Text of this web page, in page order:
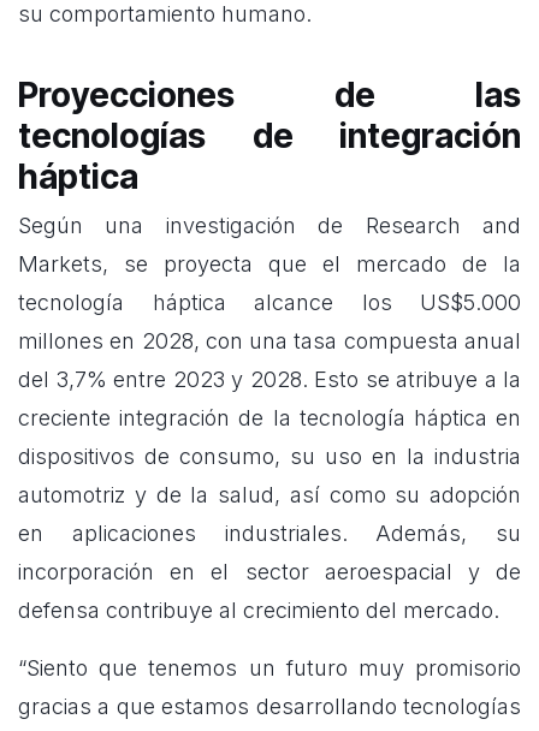
su comportamiento humano.
Proyecciones de las
tecnologías de integración
háptica
Según una investigación de Research and
Markets, se proyecta que el mercado de la
tecnología háptica alcance los US$5.000
millones en 2028, con una tasa compuesta anual
del 3,7% entre 2023 y 2028. Esto se atribuye a la
creciente integración de la tecnología háptica en
dispositivos de consumo, su uso en la industria
automotriz y de la salud, así como su adopción
en aplicaciones industriales. Además, su
incorporación en el sector aeroespacial y de
defensa contribuye al crecimiento del mercado.
“Siento que tenemos un futuro muy promisorio
gracias a que estamos desarrollando tecnologías